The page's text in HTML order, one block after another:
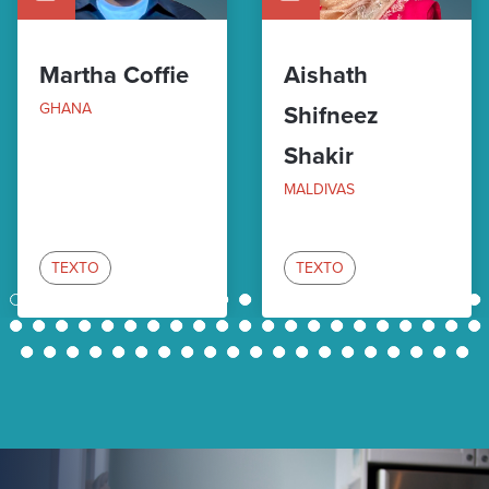
Martha Coffie
GHANA
TEXTO
Aishath
Shifneez
Shakir
MALDIVAS
TEXTO
1 10 11
21
22
23 24 25 26 27 28 29 30 31 32 33 34 35 36 37 38 39 40 41
42
43
44 45 46 47 48 49 50 51 52 53 54 55 56 57 58 59 60 61 62